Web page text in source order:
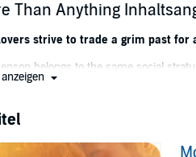
Than Anything
strive to trade a grim past
belongs to the same social
night, but when she overhears
later, Tina’s life is a mess. That
her heart twists inside out. She
signals, high-society whispers, and